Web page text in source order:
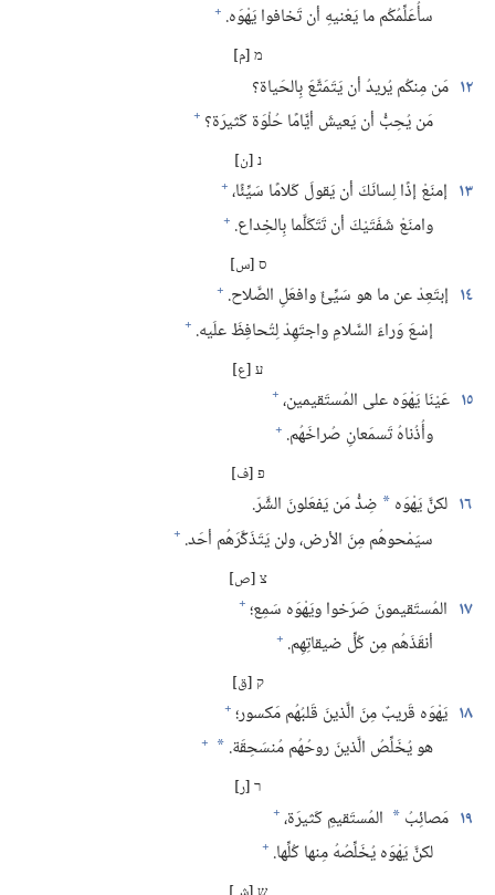
سأُعَلِّمُكُم ما يَعْنيهِ أن تَخافوا يَهْوَه.‏ +
מ [م]
١٢ مَن مِنكُم يُريدُ أن يَتَمَتَّعَ بِالحَياة؟‏
مَن يُحِبُّ أن يَعيشَ أيَّامًا حُلْوَة كَثيرَة؟‏ +
נ [ن]
١٣ إمنَعْ إذًا لِسانَكَ أن يَقولَ كَلامًا سَيِّئًا،‏ +
وامنَعْ شَفَتَيْكَ أن تَتَكَلَّما بِالخِداع.‏ +
ס [س]
١٤ إبتَعِدْ عن ما هو سَيِّئٌ وافعَلِ الصَّلاح.‏ +
إسْعَ وَراءَ السَّلامِ واجتَهِدْ لِتُحافِظَ علَيه.‏ +
ע [ع]
١٥ عَيْنَا يَهْوَه على المُستَقيمين،‏ +
وأُذُناهُ تَسمَعانِ صُراخَهُم.‏ +
פ [ف]
١٦ لكنَّ يَهْوَه * ضِدُّ مَن يَفعَلونَ الشَّرّ.‏
سيَمْحوهُم مِنَ الأرض،‏ ولن يَتَذَكَّرَهُم أحَد.‏ +
צ [ص]
١٧ المُستَقيمونَ صَرَخوا ويَهْوَه سَمِع؛‏ +
أنقَذَهُم مِن كُلِّ ضيقاتِهِم.‏ +
ק [ق]
١٨ يَهْوَه قَريبٌ مِنَ الَّذينَ قَلبُهُم مَكسور؛‏ +
هو يُخَلِّصُ الَّذينَ روحُهُم مُنسَحِقَة.‏ *
+
ר [ر]
١٩ مَصائِبُ * المُستَقيمِ كَثيرَة،‏ +
لكنَّ يَهْوَه يُخَلِّصُهُ مِنها كُلِّها.‏ +